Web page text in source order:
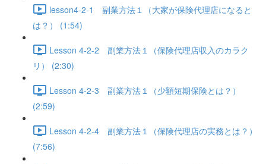
lesson4-2-1 副業方法１（大家が保険代理店になると
は？） (1:54)
Lesson 4-2-2 副業方法１（保険代理店収入のカラク
リ） (2:30)
Lesson 4-2-3 副業方法１（少額短期保険とは？）
(2:59)
Lesson 4-2-4 副業方法１（保険代理店の実務とは？）
(7:56)